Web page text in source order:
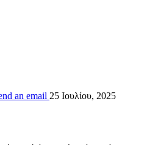
an email 25 Ιουλίου, 2025